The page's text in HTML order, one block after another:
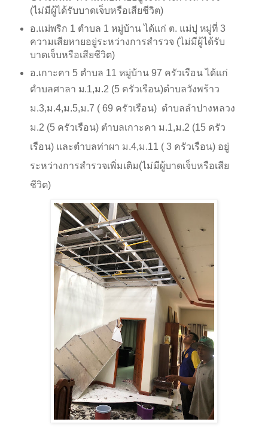
(ไม่มีผู้ได้รับบาดเจ็บหรือเสียชีวิต)
อ.แม่พริก 1 ตำบล 1 หมู่บ้าน ได้แก่ ต. แม่ปุ หมู่ที่ 3
ความเสียหายอยู่ระหว่างการสำรวจ (ไม่มีผู้ได้รับ
บาดเจ็บหรือเสียชีวิต)
อ.เกาะคา 5 ตำบล 11 หมู่บ้าน 97 ครัวเรือน ได้แก่
ตำบลศาลา ม.1,ม.2 (5 ครัวเรือน)ตำบลวังพร้าว
ม.3,ม.4,ม.5,ม.7 ( 69 ครัวเรือน) ตำบลลำปางหลวง
ม.2 (5 ครัวเรือน) ตำบลเกาะคา ม.1,ม.2 (15 ครัว
เรือน) และตำบลท่าผา ม.4,ม.11 ( 3 ครัวเรือน) อยู่
ระหว่างการสำรวจเพิ่มเติม(ไม่มีผู้บาดเจ็บหรือเสีย
ชีวิต)